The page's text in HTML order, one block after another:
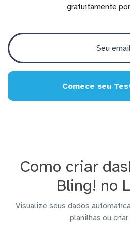
gratuitamente
Comece seu
Como criar
Bling! no
Visualize seus dados
planilhas ou